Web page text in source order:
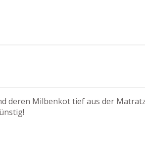
deren Milbenkot tief aus der